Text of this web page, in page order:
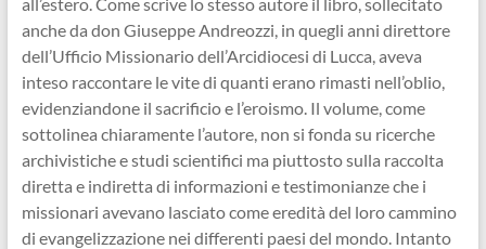
anche da don Giuseppe Andreozzi, in quegli anni direttore
dell’Ufficio Missionario dell’Arcidiocesi di Lucca, aveva
inteso raccontare le vite di quanti erano rimasti nell’oblio,
evidenziandone il sacrificio e l’eroismo. Il volume, come
sottolinea chiaramente l’autore, non si fonda su ricerche
archivistiche e studi scientifici ma piuttosto sulla raccolta
diretta e indiretta di informazioni e testimonianze che i
missionari avevano lasciato come eredità del loro cammino
di evangelizzazione nei differenti paesi del mondo. Intanto